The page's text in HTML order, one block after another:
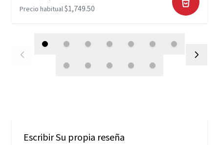
Precio habitual$1,749.50
Escribir Su propia reseña